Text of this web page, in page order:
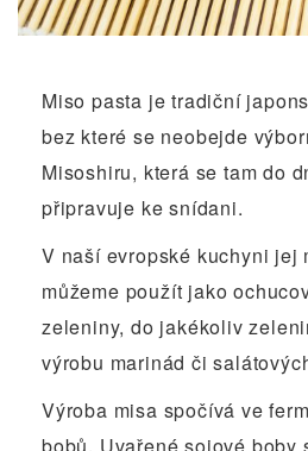
Miso pasta je tradiční
bez které se neobejde
Misoshiru, která se tam do
připravuje ke snídani.
V naší evropské kuchyni jej
můžeme použít jako
zeleniny, do jakékoliv
výrobu marinád či
Výroba misa spočívá ve